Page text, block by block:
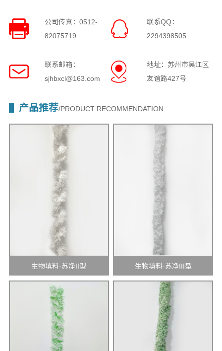
公司传真：0512-
82075719
联系QQ：
2294398505
联系邮箱：
sjhbxcl@163.com
地址：苏州市吴江区
友谊路427号
产品推荐/PRODUCT RECOMMENDATION
生物填料-苏净II型 生物填料-苏净III型